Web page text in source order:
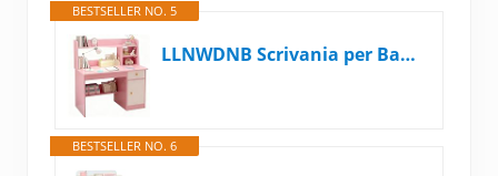
BESTSELLER NO. 5
LLNWDNB Scrivania per Bambini con Ripiani Armadietto Cassetto Tavolo Scrivania per Banco Scuola per Ragazzi In Legno Cameretta, Sala Studio C
BESTSELLER NO. 6